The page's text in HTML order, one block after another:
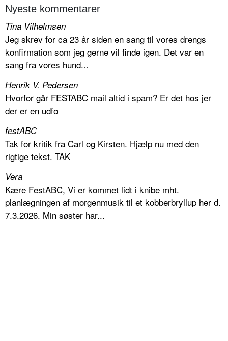
Nyeste kommentarer
Tina Vilhelmsen
Jeg skrev for ca 23 år siden en sang til vores drengs
konfirmation som jeg gerne vil finde igen. Det var en
sang fra vores hund...
Henrik V. Pedersen
Hvorfor går FESTABC mail altid i spam? Er det hos jer
der er en udfo
festABC
Tak for kritik fra Carl og Kirsten. Hjælp nu med den
rigtige tekst. TAK
Vera
Kære FestABC, Vi er kommet lidt i knibe mht.
planlægningen af morgenmusik til et kobberbryllup her d.
7.3.2026. Min søster har...